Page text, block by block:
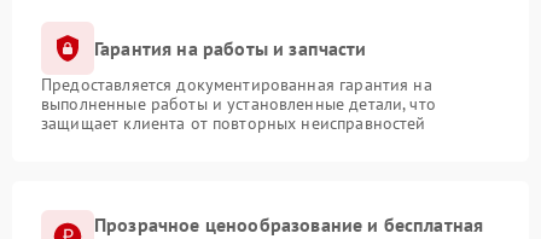
Гарантия на работы и запчасти
Предоставляется документированная гарантия на
выполненные работы и установленные детали, что
защищает клиента от повторных неисправностей
Прозрачное ценообразование и бесплатная